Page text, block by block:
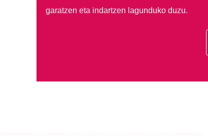
garatzen eta indartzen lagunduko duzu.